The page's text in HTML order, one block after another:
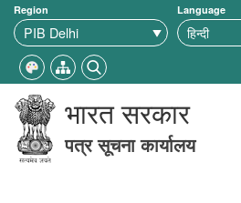
Region Language
भारत सरकार
पत्र सूचना कार्यालय